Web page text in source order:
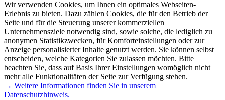
Wir verwenden Cookies, um Ihnen ein optimales Webseiten-
Erlebnis zu bieten. Dazu zählen Cookies, die für den Betrieb der
Seite und für die Steuerung unserer kommerziellen
Unternehmensziele notwendig sind, sowie solche, die lediglich zu
anonymen Statistikzwecken, für Komforteinstellungen oder zur
Anzeige personalisierter Inhalte genutzt werden. Sie können selbst
entscheiden, welche Kategorien Sie zulassen möchten. Bitte
beachten Sie, dass auf Basis Ihrer Einstellungen womöglich nicht
mehr alle Funktionalitäten der Seite zur Verfügung stehen.
→ Weitere Informationen finden Sie in unserem
Datenschutzhinweis.